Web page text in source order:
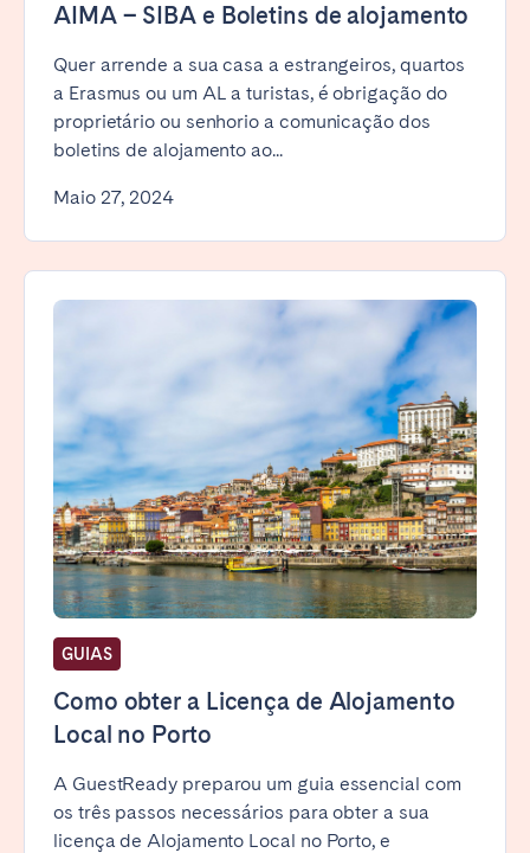
AIMA – SIBA e Boletins de alojamento
Quer arrende a sua casa a estrangeiros, quartos
a Erasmus ou um AL a turistas, é obrigação do
proprietário ou senhorio a comunicação dos
boletins de alojamento ao...
Maio 27, 2024
GUIAS
Como obter a Licença de Alojamento
Local no Porto
A GuestReady preparou um guia essencial com
os três passos necessários para obter a sua
licença de Alojamento Local no Porto, e